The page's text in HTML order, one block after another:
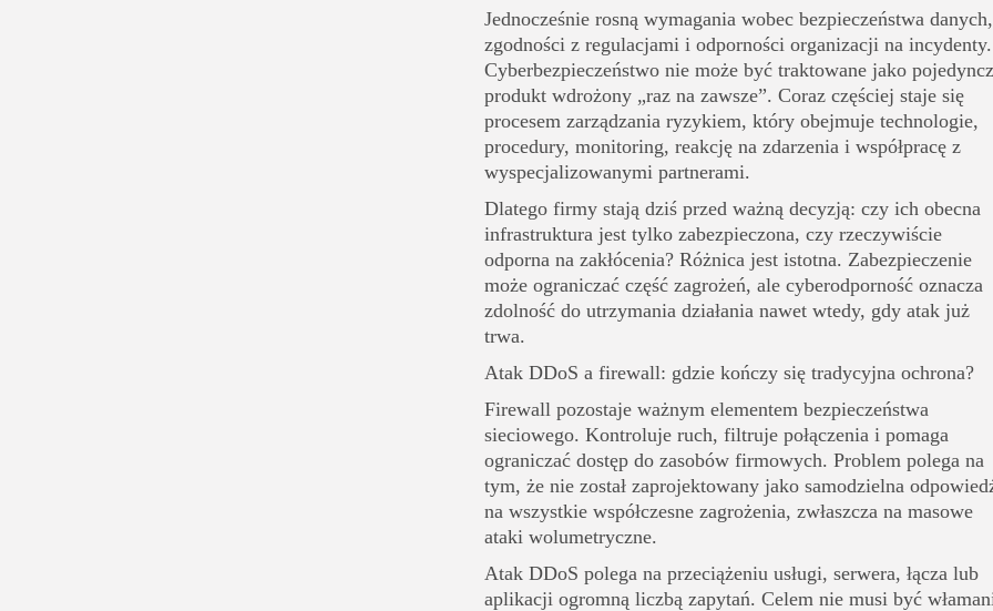
Jednocześnie rosną wymagania wobec bezpieczeństwa danych,
zgodności z regulacjami i odporności organizacji na incydenty.
Cyberbezpieczeństwo nie może być traktowane jako
produkt wdrożony „raz na zawsze”. Coraz częściej staje się
procesem zarządzania ryzykiem, który obejmuje technologie,
procedury, monitoring, reakcję na zdarzenia i współpracę z
wyspecjalizowanymi partnerami.
Dlatego firmy stają dziś przed ważną decyzją: czy ich obecna
infrastruktura jest tylko zabezpieczona, czy rzeczywiście
odporna na zakłócenia? Różnica jest istotna. Zabezpieczenie
może ograniczać część zagrożeń, ale cyberodporność oznacza
zdolność do utrzymania działania nawet wtedy, gdy atak już
trwa.
Atak DDoS a firewall: gdzie kończy się tradycyjna ochrona?
Firewall pozostaje ważnym elementem bezpieczeństwa
sieciowego. Kontroluje ruch, filtruje połączenia i pomaga
ograniczać dostęp do zasobów firmowych. Problem polega na
tym, że nie został zaprojektowany jako samodzielna
na wszystkie współczesne zagrożenia, zwłaszcza na masowe
ataki wolumetryczne.
Atak DDoS polega na przeciążeniu usługi, serwera, łącza lub
aplikacji ogromną liczbą zapytań. Celem nie musi być